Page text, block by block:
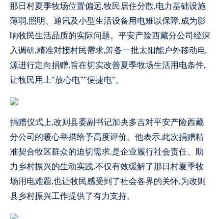
那日村夏季牧场位置偏远,牧民居住分散,电力基础设施
薄弱,照明、通讯及小型生活设备用电难以保障,成为影
响牧民生活品质的实际问题。平安产险西藏分公司经深
入调研,精准对接村民需求,筹备一批太阳能户外移动电
源进行定向捐赠,旨在切实改善夏季牧场生活用电条件,
让牧民用上“放心电”“便捷电”。
捐赠仪式上,改则县委副书记加央多吉对平安产险西藏
分公司的暖心举措给予高度评价。他表示,此次捐赠精
准契合牧区群众的迫切需求,是企业履行社会责任、助
力乡村振兴的生动实践,不仅有效缓解了那日村夏季牧
场用电难题,也让牧民感受到了社会各界的关怀,为改则
县乡村振兴工作提供了有力支持。